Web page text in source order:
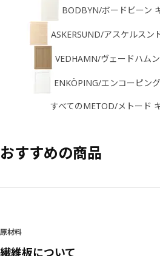
BODBYN/ボードビーン
ASKERSUND/アスケルスン
VEDHAMN/ヴェードハム
ENKÖPING/エンコーピン
すべてのMETOD/メトード
おすすめの商品
原材料
繊維板について